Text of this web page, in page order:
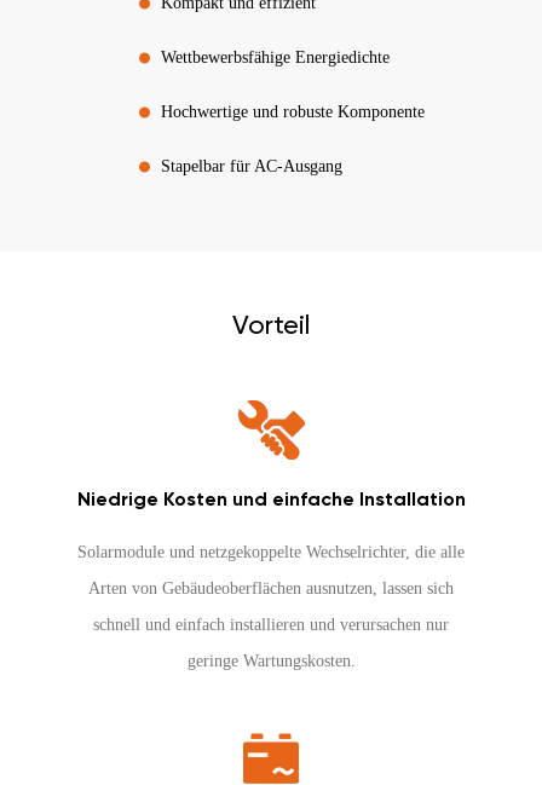
Wettbewerbsfähige Energiedichte
Hochwertige und robuste Komponente
Stapelbar für AC-Ausgang
Vorteil
Niedrige Kosten und einfache Installation
Solarmodule und netzgekoppelte Wechselrichter, die alle
Arten von Gebäudeoberflächen ausnutzen, lassen sich
schnell und einfach installieren und verursachen nur
geringe Wartungskosten.